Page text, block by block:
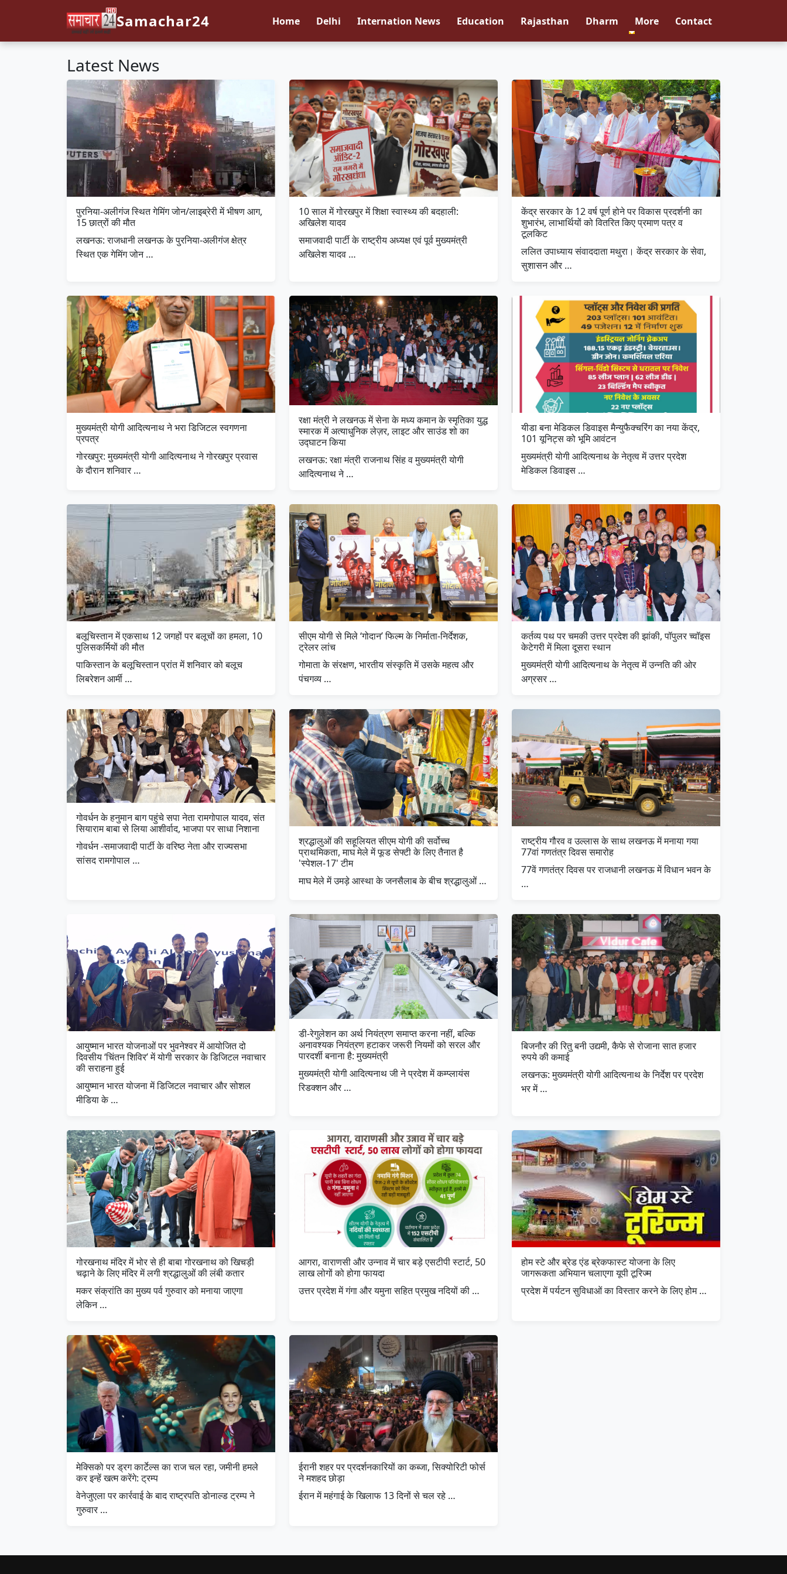
Samachar24 Home Delhi Internation News Education Rajasthan Dharm More Contact
Latest News
पुरनिया-अलीगंज स्थित गेमिंग जोन/लाइब्रेरी में भीषण आग,
15 छात्रों की मौत
लखनऊ: राजधानी लखनऊ के पुरनिया-अलीगंज क्षेत्र
स्थित एक गेमिंग जोन …
10 साल में गोरखपुर में शिक्षा स्वास्थ्य की बदहाली:
अखिलेश यादव
समाजवादी पार्टी के राष्ट्रीय अध्यक्ष एवं पूर्व मुख्यमंत्री
अखिलेश यादव …
केंद्र सरकार के 12 वर्ष पूर्ण होने पर विकास प्रदर्शनी का
शुभारंभ, लाभार्थियों को वितरित किए प्रमाण पत्र व
टूलकिट
ललित उपाध्याय संवाददाता मथुरा। केंद्र सरकार के सेवा,
सुशासन और …
मुख्यमंत्री योगी आदित्यनाथ ने भरा डिजिटल स्वगणना
प्रपत्र
गोरखपुर: मुख्यमंत्री योगी आदित्यनाथ ने गोरखपुर प्रवास
के दौरान शनिवार …
रक्षा मंत्री ने लखनऊ में सेना के मध्य कमान के स्मृतिका युद्ध
स्मारक में अत्याधुनिक लेज़र, लाइट और साउंड शो का
उद्घाटन किया
लखनऊ: रक्षा मंत्री राजनाथ सिंह व मुख्यमंत्री योगी
आदित्यनाथ ने …
यीडा बना मेडिकल डिवाइस मैन्युफैक्चरिंग का नया केंद्र,
101 यूनिट्स को भूमि आवंटन
मुख्यमंत्री योगी आदित्यनाथ के नेतृत्व में उत्तर प्रदेश
मेडिकल डिवाइस …
बलूचिस्तान में एकसाथ 12 जगहों पर बलूचों का हमला, 10
पुलिसकर्मियों की मौत
पाकिस्तान के बलूचिस्तान प्रांत में शनिवार को बलूच
लिबरेशन आर्मी …
सीएम योगी से मिले ‘गोदान’ फिल्म के निर्माता-निर्देशक,
ट्रेलर लांच
गोमाता के संरक्षण, भारतीय संस्कृति में उसके महत्व और
पंचगव्य …
कर्तव्य पथ पर चमकी उत्तर प्रदेश की झांकी, पॉपुलर च्वॉइस
केटेगरी में मिला दूसरा स्थान
मुख्यमंत्री योगी आदित्यनाथ के नेतृत्व में उन्नति की ओर
अग्रसर …
गोवर्धन के हनुमान बाग पहुंचे सपा नेता रामगोपाल यादव, संत
सियाराम बाबा से लिया आशीर्वाद, भाजपा पर साधा निशाना
गोवर्धन -समाजवादी पार्टी के वरिष्ठ नेता और राज्यसभा
सांसद रामगोपाल …
श्रद्धालुओं की सहूलियत सीएम योगी की सर्वोच्च
प्राथमिकता, माघ मेले में फूड सेफ्टी के लिए तैनात है
'स्पेशल-17' टीम
माघ मेले में उमड़े आस्था के जनसैलाब के बीच श्रद्धालुओं …
राष्ट्रीय गौरव व उल्लास के साथ लखनऊ में मनाया गया
77वां गणतंत्र दिवस समारोह
77वें गणतंत्र दिवस पर राजधानी लखनऊ में विधान भवन के
…
आयुष्मान भारत योजनाओं पर भुवनेश्वर में आयोजित दो
दिवसीय ‘चिंतन शिविर’ में योगी सरकार के डिजिटल नवाचार
की सराहना हुई
आयुष्मान भारत योजना में डिजिटल नवाचार और सोशल
मीडिया के …
डी-रेगुलेशन का अर्थ नियंत्रण समाप्त करना नहीं, बल्कि
अनावश्यक नियंत्रण हटाकर जरूरी नियमों को सरल और
पारदर्शी बनाना है: मुख्यमंत्री
मुख्यमंत्री योगी आदित्यनाथ जी ने प्रदेश में कम्प्लायंस
रिडक्शन और …
बिजनौर की रितु बनी उद्यमी, कैफे से रोजाना सात हजार
रुपये की कमाई
लखनऊ: मुख्यमंत्री योगी आदित्यनाथ के निर्देश पर प्रदेश
भर में …
गोरखनाथ मंदिर में भोर से ही बाबा गोरखनाथ को खिचड़ी
चढ़ाने के लिए मंदिर में लगी श्रद्धालुओं की लंबी कतार
मकर संक्रांति का मुख्य पर्व गुरुवार को मनाया जाएगा
लेकिन …
आगरा, वाराणसी और उन्नाव में चार बड़े एसटीपी स्टार्ट, 50
लाख लोगों को होगा फायदा
उत्तर प्रदेश में गंगा और यमुना सहित प्रमुख नदियों की …
होम स्टे और ब्रेड एंड ब्रेकफास्ट योजना के लिए
जागरूकता अभियान चलाएगा यूपी टूरिज्म
प्रदेश में पर्यटन सुविधाओं का विस्तार करने के लिए होम …
मेक्सिको पर ड्रग कार्टेल्स का राज चल रहा, जमीनी हमले
कर इन्हें खत्म करेंगे: ट्रम्प
वेनेजुएला पर कार्रवाई के बाद राष्ट्रपति डोनाल्ड ट्रम्प ने
गुरुवार …
ईरानी शहर पर प्रदर्शनकारियों का कब्जा, सिक्योरिटी फोर्स
ने मशहद छोड़ा
ईरान में महंगाई के खिलाफ 13 दिनों से चल रहे …